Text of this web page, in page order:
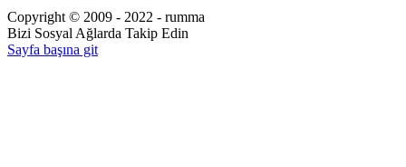
Copyright © 2009 - 2022 - rumma
Bizi Sosyal Ağlarda Takip Edin
Sayfa başına git